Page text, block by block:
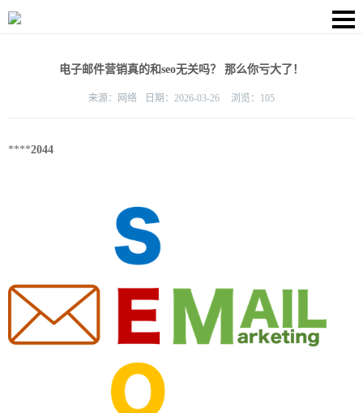
电子邮件营销真的和seo无关吗？ 那么你亏大了！
来源： 网络 日期： 2026-03-26 浏览： 105
****2044